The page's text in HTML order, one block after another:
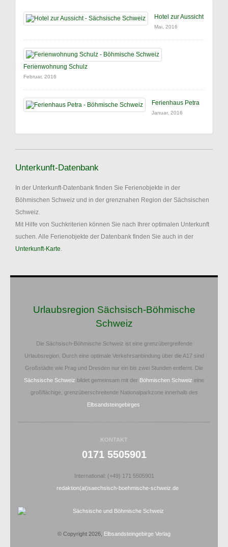
Hotel zur Aussicht
Mai, 2016
Ferienwohnung Schulz
Februar, 2016
Ferienhaus Petra
Januar, 2016
Unterkunft-Datenbank
In der Unterkunft-Datenbank finden Sie Ferienobjekte in der
Böhmischen Schweiz und in der grenznahen Region der Sächsischen
Schweiz.
Mit Hilfe von Suchkriterien können Sie nach Ihrer optimalen Unterkunft
suchen. Alle Ferienobjekte der Datenbank finden Sie auch in der
Unterkunft-Karte.
Urlaubsregion Sächsisch-Böhmische
Schweiz
Die Sächsisch-Böhmische Schweiz ist eine grenzübergreifende
Urlaubsregion. Durch eine optimale Verkehrsanbindung über die A17 sind
Großstädte wie Prag und Dresden nur ein bis zwei Stunden entfernt. Die
Sächsische Schweiz bildet gemeinsam mit der Böhmischen Schweiz eine
großflächige, grenzüberschreitende Nationalparkzone innerhalb des
Elbsandsteingebirges
KONTAKT
0171 5505901
International: (+49) 171 5505901
redaktion(at)saechsisch-boehmische-schweiz.de
© Copyright 2026, Elbsandsteingebirge Verlag